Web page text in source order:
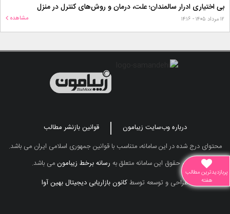
بی اختیاری ادرار سالمندان؛ علت، درمان و روش‌های کنترل در منزل
۱۲ مرداد ۱۴۰۵ - ۱۴:۱۶ مشاهده
درباره وب‌سایت زیبامون
قوانین بازنشر مطالب
محتوای درج شده در این سامانه، متناسب با قوانین جمهوری اسلامی ایران می باشد.
تمامی حقوق این سامانه متعلق به رسانه برخط زیبامونمی باشد.
طراحی و توسعه توسطکانون بازاریابی دیجیتال بهین آوا
پربازدیدترین مطالب
هفته